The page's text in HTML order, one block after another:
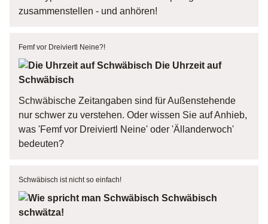
zusammenstellen - und anhören!
Femf vor Dreiviertl Neine?!
Die Uhrzeit auf
Schwäbisch
Schwäbische Zeitangaben sind für Außenstehende
nur schwer zu verstehen. Oder wissen Sie auf Anhieb,
was 'Femf vor Dreiviertl Neine' oder 'Ällanderwoch'
bedeuten?
Schwäbisch ist nicht so einfach!
Schwäbisch
schwätza!